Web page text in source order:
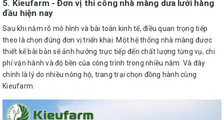
5. Kieufarm - Đơn vị thi công nhà màng dưa lưới hàng
đầu hiện nay
Sau khi nắm rõ mô hình và bài toán kinh tế, điều quan trọng tiếp
theo là chọn đúng đơn vị triển khai. Một hệ thống nhà màng được
thiết kế bài bản sẽ ảnh hưởng trực tiếp đến chất lượng từng vụ, chi
phí vận hành và độ bền của công trình trong nhiều năm. Và đây
chính là lý do nhiều nông hộ, trang trại chọn đồng hành cùng
Kieufarm.